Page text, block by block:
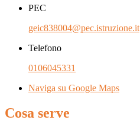
PEC
geic838004@pec.istruzione.it
Telefono
0106045331
Naviga su Google Maps
Cosa serve